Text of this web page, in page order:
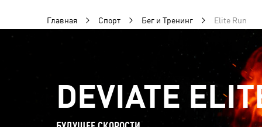
Главная Спорт Бег и Тренинг Elite Run
DEVIATE